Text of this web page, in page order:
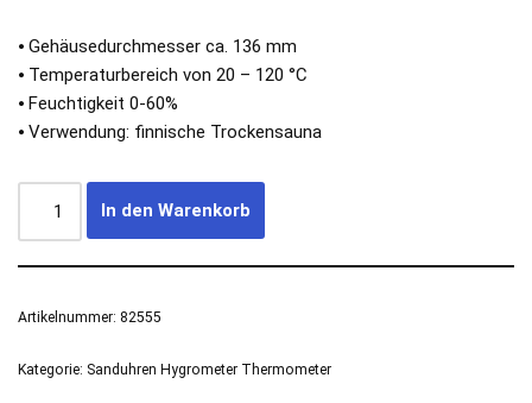
⦁ Gehäusedurchmesser ca. 136 mm
⦁ Temperaturbereich von 20 – 120 °C
⦁ Feuchtigkeit 0-60%
⦁ Verwendung: finnische Trockensauna
In den Warenkorb
Artikelnummer: 82555
Kategorie: Sanduhren Hygrometer Thermometer